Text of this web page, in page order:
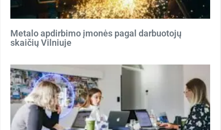
Metalo apdirbimo įmonės pagal darbuotojų
skaičių Vilniuje